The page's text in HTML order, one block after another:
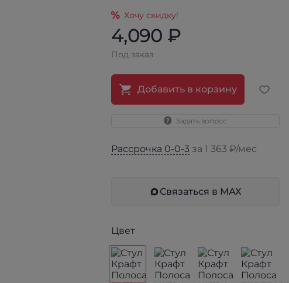
Хочу скидку!
4,090 ₽
Под заказ
Добавить в корзину
Задать вопрос
Рассрочка 0-0-3 за 1 363 ₽/мес
Связаться в МАХ
Цвет